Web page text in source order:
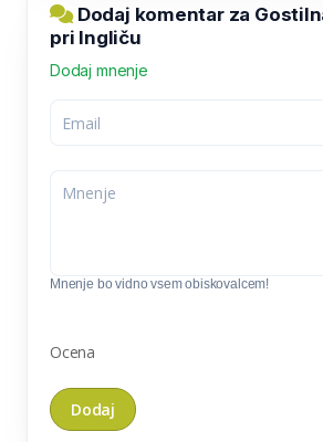
Dodaj komentar za
pri Ingliču
Dodaj mnenje
Mnenje bo vidno vsem obiskovalcem!
Ocena